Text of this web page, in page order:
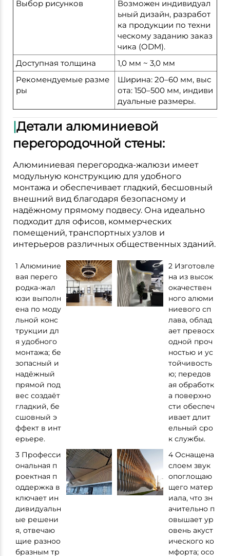
Выбор рисунков
Возможен индивидуал
ьный дизайн, разработ
ка продукции по техни
ческому заданию заказ
чика (ODM).
Доступная толщина
1,0 мм ~ 3,0 мм
Рекомендуемые разме
ры
Ширина: 20–60 мм, выс
ота: 150–500 мм, индиви
дуальные размеры.
|Детали алюминиевой
перегородочной стены:
Алюминиевая перегородка-жалюзи имеет
модульную конструкцию для удобного
монтажа и обеспечивает гладкий, бесшовный
внешний вид благодаря безопасному и
надёжному прямому подвесу. Она идеально
подходит для офисов, коммерческих
помещений, транспортных узлов и
интерьеров различных общественных зданий.
1 Алюминие
вая перего
родка-жал
юзи выполн
ена по моду
льной конс
трукции дл
я удобного
монтажа; бе
зопасный и
надёжный
прямой под
вес создаёт
гладкий, бе
сшовный э
ффект в инт
ерьере.
2 Изготовле
на из высок
окачествен
ного алюми
ниевого сп
лава, облад
ает превосх
одной проч
ностью и ус
тойчивость
ю; передов
ая обработк
а поверхно
сти обеспеч
ивает длит
ельный сро
к службы.
3 Професси
ональная п
роектная п
оддержка в
ключает ин
дивидуальн
ые решени
я, отвечаю
щие разноо
бразным тр
4 Оснащена
слоем звук
опоглощаю
щего матер
иала, что зн
ачительно п
овышает ур
овень акуст
ического ко
мфорта; осо